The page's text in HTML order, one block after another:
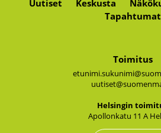
Uutiset Keskusta
Tapahtumat
Toimitus
Hel­sin­gin
Apol­lon­ka­tu 11 A